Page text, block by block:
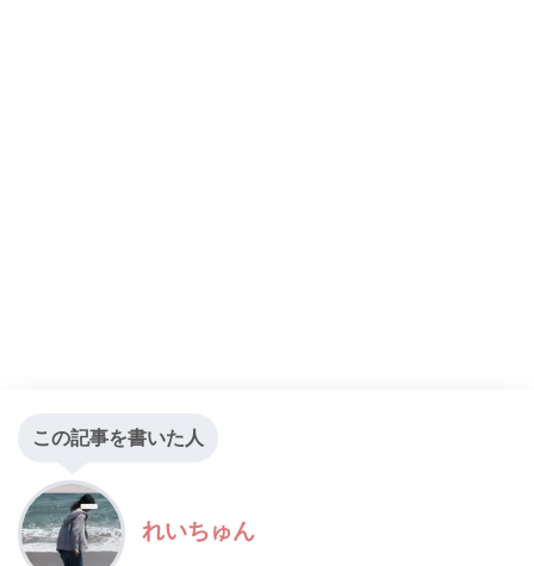
この記事を書いた人
れいちゅん